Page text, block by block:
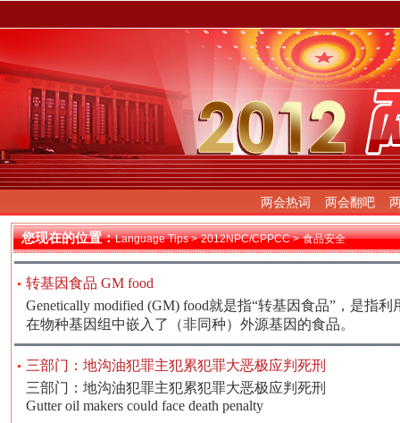
两会热词 两会翻吧
您现在的位置：Language Tips > 2012NPC/CPPCC > 食品安全
转基因食品 GM food
Genetically modified (GM) food就是指“转基因食品”，是指
在物种基因组中嵌入了（非同种）外源基因的食品。
三部门：地沟油犯罪主犯累犯罪大恶极应判死刑
三部门：地沟油犯罪主犯累犯罪大恶极应判死刑
Gutter oil makers could face death penalty